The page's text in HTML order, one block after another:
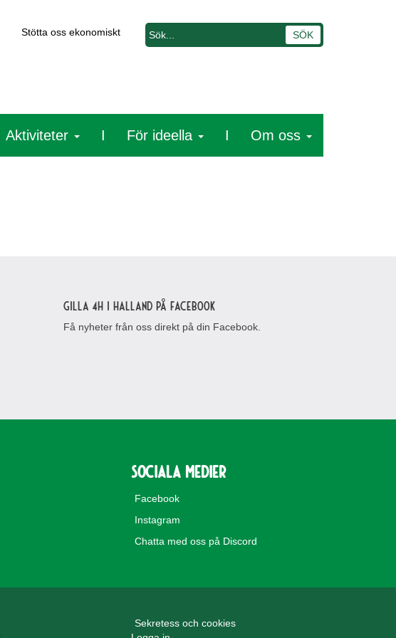
Stötta oss ekonomiskt
Aktiviteter I För ideella I Om oss
Gilla 4H i Halland på Facebook
Få nyheter från oss direkt på din Facebook.
Sociala medier
Facebook
Instagram
Chatta med oss på Discord
Sekretess och cookies